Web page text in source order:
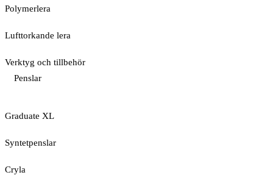
Polymerlera
Lufttorkande lera
Verktyg och tillbehör
Penslar
Graduate XL
Syntetpenslar
Cryla